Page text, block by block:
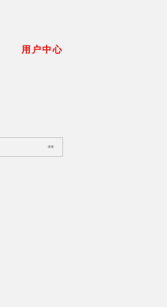
用户中心
搜索